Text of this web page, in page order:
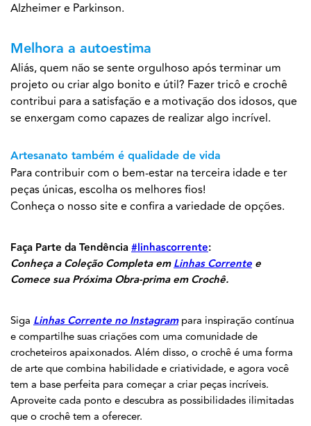
Alzheimer e Parkinson.
Melhora a autoestima
Aliás, quem não se sente orgulhoso após terminar um
projeto ou criar algo bonito e útil? Fazer tricô e crochê
contribui para a satisfação e a motivação dos idosos, que
se enxergam como capazes de realizar algo incrível.
Artesanato também é qualidade de vida
Para contribuir com o bem-estar na terceira idade e ter
peças únicas, escolha os melhores fios!
Conheça o nosso site e confira a variedade de opções.
Faça Parte da Tendência#linhascorrente:
Conheça a Coleção Completa emLinhas Corrente e
Comece sua Próxima Obra-prima em Crochê.
Siga Linhas Corrente no Instagram para inspiração contínua
e compartilhe suas criações com uma comunidade de
crocheteiros apaixonados. Além disso, o crochê é uma forma
de arte que combina habilidade e criatividade, e agora você
tem a base perfeita para começar a criar peças incríveis.
Aproveite cada ponto e descubra as possibilidades ilimitadas
que o crochê tem a oferecer.